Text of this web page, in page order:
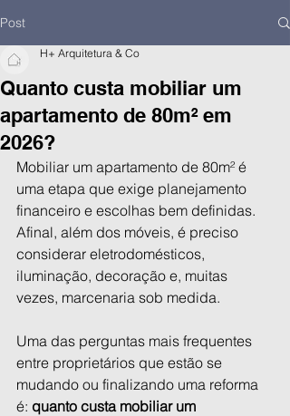
Post
Quanto custa mobiliar um
apartamento de 80m² em
2026?
H+ Arquitetura & Co
Mobiliar um apartamento de 80m² é
uma etapa que exige planejamento
financeiro e escolhas bem definidas.
Afinal, além dos móveis, é preciso
considerar eletrodomésticos,
iluminação, decoração e, muitas
vezes, marcenaria sob medida.
Uma das perguntas mais frequentes
entre proprietários que estão se
mudando ou finalizando uma reforma
é: quanto custa mobiliar um